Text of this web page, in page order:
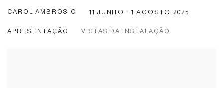
CAROL AMBRÓSIO 11 JUNHO - 1 AGOSTO 2025
APRESENTAÇÃO VISTAS DA INSTALAÇÃO